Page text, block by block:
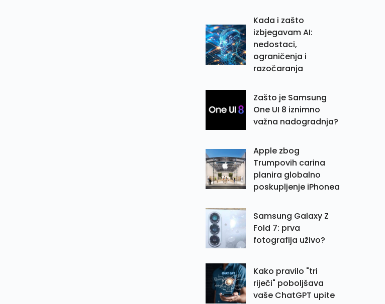
Kada i zašto
izbjegavam AI:
nedostaci,
ograničenja i
razočaranja
Zašto je Samsung
One UI 8 iznimno
važna nadogradnja?
Apple zbog
Trumpovih carina
planira globalno
poskupljenje iPhonea
Samsung Galaxy Z
Fold 7: prva
fotografija uživo?
Kako pravilo "tri
riječi" poboljšava
vaše ChatGPT upite